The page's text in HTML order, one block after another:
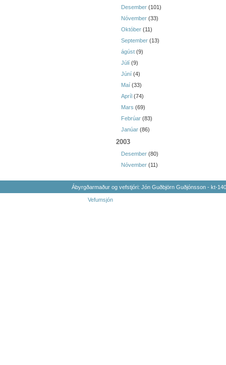
Desember (101)
Nóvember (33)
Október (11)
September (13)
ágúst (9)
Júlí (9)
Júní (4)
Maí (33)
Apríl (74)
Mars (69)
Febrúar (83)
Janúar (86)
2003
Desember (80)
Nóvember (11)
Ábyrgðarmaður og vefstjóri: Jón Guðbjörn Guðjónsson - kt-
Vefumsjón